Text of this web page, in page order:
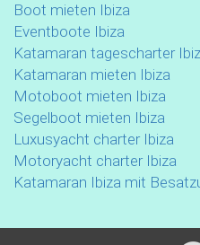
Boot mieten Ibiza
Eventboote Ibiza
Katamaran tagescharter
Katamaran mieten Ibiza
Motoboot mieten Ibiza
Segelboot mieten Ibiza
Luxusyacht charter Ibiza
Motoryacht charter Ibiza
Katamaran Ibiza mit